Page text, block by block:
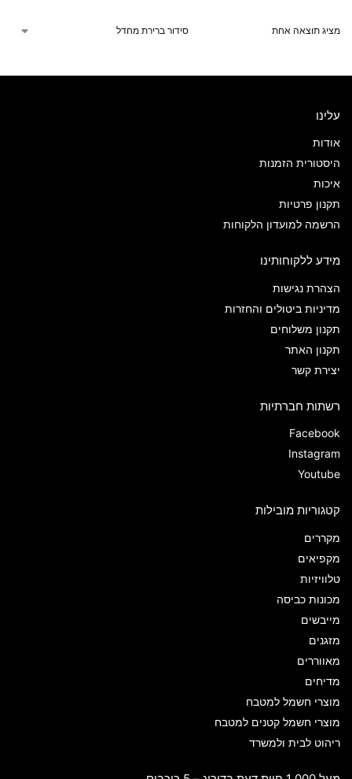
מציג תוצאה אחת
עלינו
אודות
היסטורית הזמנות
איכות
תקנון פרטיות
הרשמה למועדון הלקוחות
מידע ללקוחותינו
הצהרת נגישות
מדיניות ביטולים והחזרות
תקנון משלוחים
תקנון האתר
יצירת קשר
רשתות חברתיות
Facebook
Instagram
Youtube
קטגוריות מובילות
מקררים
מקפיאים
טלוויזיות
מכונות כביסה
מייבשים
מזגנים
מאווררים
מדיחים
מוצרי חשמל למטבח
מוצרי חשמל קטנים למטבח
ריהוט לבית ולמשרד